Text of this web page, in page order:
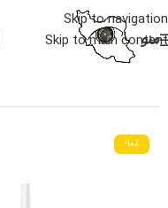
Skip to navigation
Skip to main content
منو
-10%